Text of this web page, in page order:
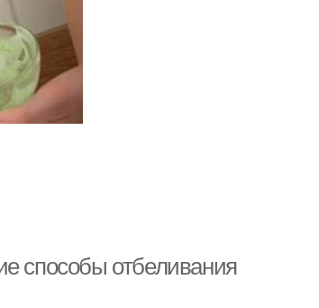
способы отбеливания